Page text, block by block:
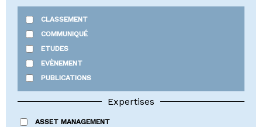
CLASSEMENT
COMMUNIQUÉ
ETUDES
EVÈNEMENT
PUBLICATIONS
Expertises
ASSET MANAGEMENT